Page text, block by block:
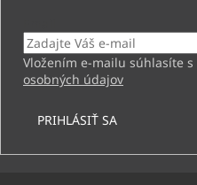
Vložením e-mailu súhlasíte s
osobných údajov
PRIHLÁSIŤ SA